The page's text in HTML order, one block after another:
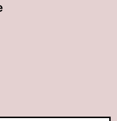
niitä